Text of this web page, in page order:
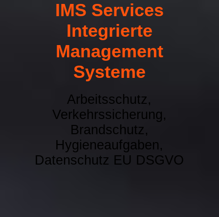
IMS Services
Integrierte
Management
Systeme
Arbeitsschutz,
Verkehrssicherung,
Brandschutz,
Hygieneaufgaben,
Datenschutz EU DSGVO